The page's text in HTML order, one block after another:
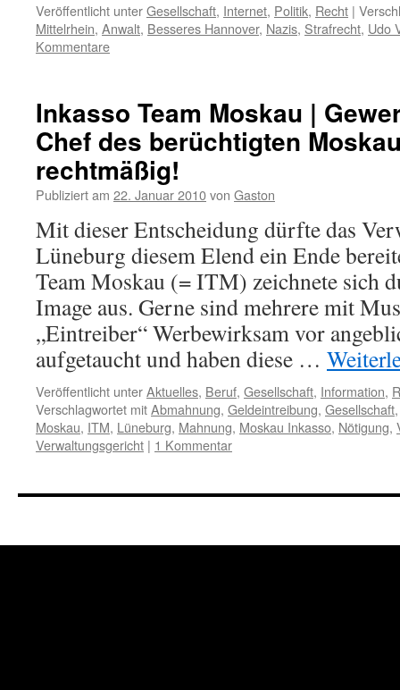
Veröffentlicht unterGesellschaft, Internet, Politik, Recht |
Mittelrhein, Anwalt, Besseres Hannover, Nazis, Strafrecht, Udo
Kommentare
Inkasso Team Moskau |
Chef des berüchtigten
rechtmäßig!
Publiziert am 22. Januar 2010von Gaston
Mit dieser Entscheidung dürfte das
Lüneburg diesem Elend ein Ende
Team Moskau (= ITM) zeichnete sich
Image aus. Gerne sind mehrere mit
„Eintreiber“ Werbewirksam vor
aufgetaucht und haben diese …
Veröffentlicht unterAktuelles, Beruf, Gesellschaft, Information,
Verschlagwortet mitAbmahnung, Geldeintreibung, Gesellschaft
Moskau, ITM, Lüneburg, Mahnung, Moskau Inkasso, Nötigung,
Verwaltungsgericht | 1 Kommentar